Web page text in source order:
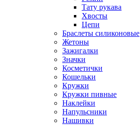
Тату рукава
Хвосты
Цепи
Браслеты силиконовые
Жетоны
Зажигалки
Значки
Косметички
Кошельки
Кружки
Кружки пивные
Наклейки
Напульсники
Нашивки